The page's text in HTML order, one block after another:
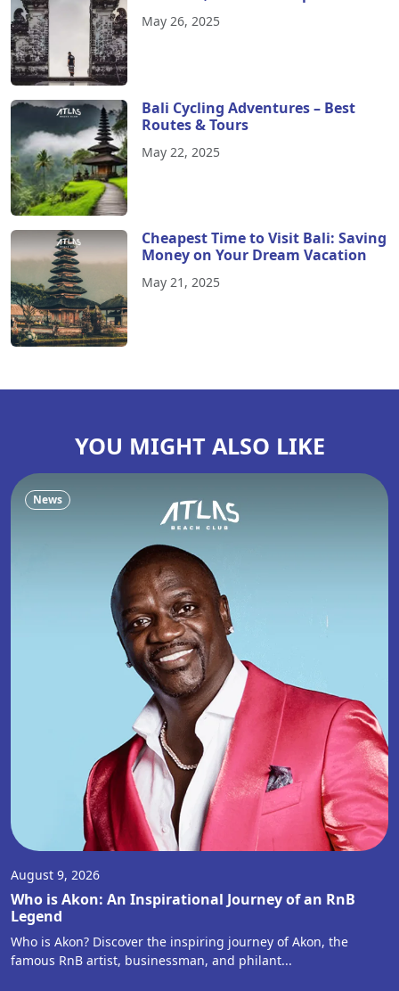
May 26, 2025
Bali Cycling Adventures – Best
Routes & Tours
May 22, 2025
Cheapest Time to Visit Bali: Saving
Money on Your Dream Vacation
May 21, 2025
YOU MIGHT ALSO LIKE
News
August 9, 2026
Who is Akon: An Inspirational Journey of an RnB
Legend
Who is Akon? Discover the inspiring journey of Akon, the
famous RnB artist, businessman, and philant...